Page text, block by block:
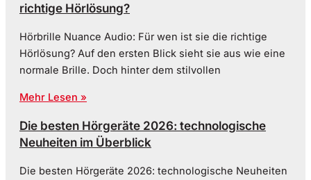
richtige Hörlösung?
Hörbrille Nuance Audio: Für wen ist sie die richtige
Hörlösung? Auf den ersten Blick sieht sie aus wie eine
normale Brille. Doch hinter dem stilvollen
Mehr Lesen »
Die besten Hörgeräte 2026: technologische
Neuheiten im Überblick
Die besten Hörgeräte 2026: technologische Neuheiten